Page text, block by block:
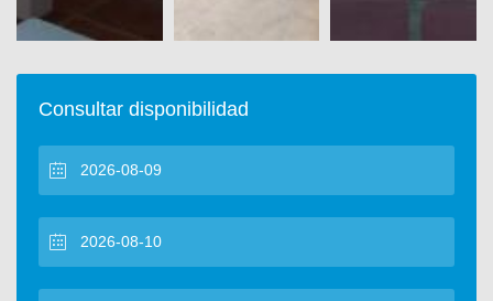
Consultar disponibilidad